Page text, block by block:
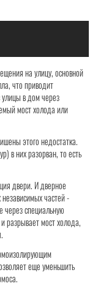
на улицу, основной
что приводит
в дом через
мост холода или
этого недостатка.
в них разорван, то есть
двери. И дверное
частей -
через специальную
разрывает мост холода,
еще уменьшить